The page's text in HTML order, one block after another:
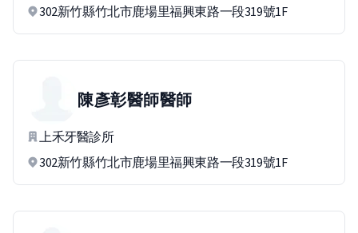
302新竹縣竹北市鹿場里福興東路一段319號1F
陳彥彰醫師醫師
上禾牙醫診所
302新竹縣竹北市鹿場里福興東路一段319號1F